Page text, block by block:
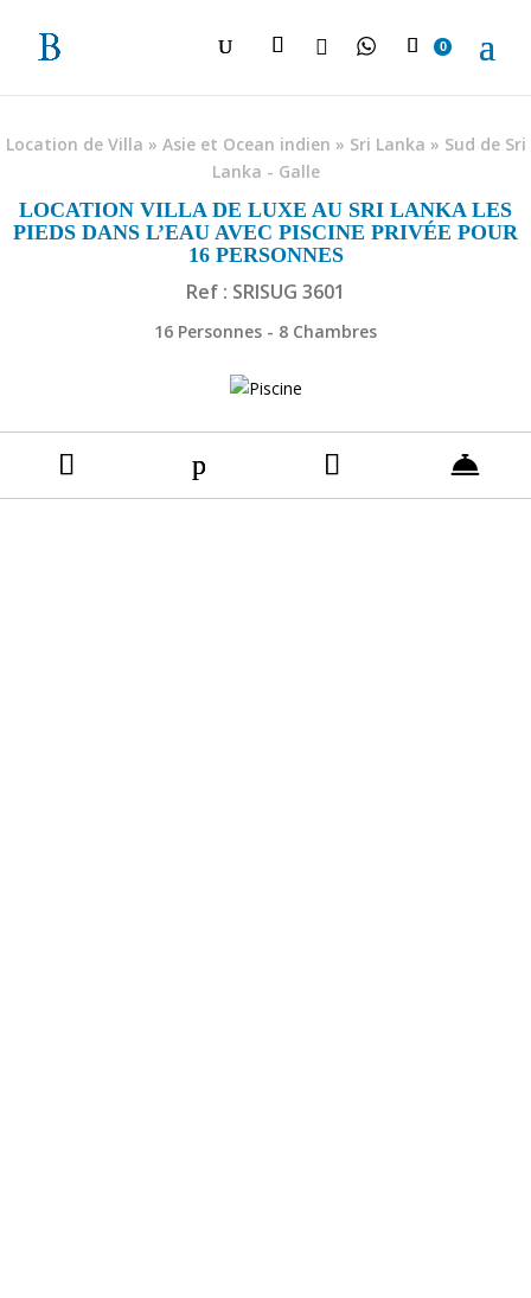
 0
Location de Villa » Asie et Ocean indien » Sri Lanka » Sud de Sri
Lanka - Galle
LOCATION VILLA DE LUXE AU SRI LANKA LES
PIEDS DANS L’EAU AVEC PISCINE PRIVÉE POUR
16 PERSONNES
Ref : SRISUG 3601
16 Personnes - 8 Chambres